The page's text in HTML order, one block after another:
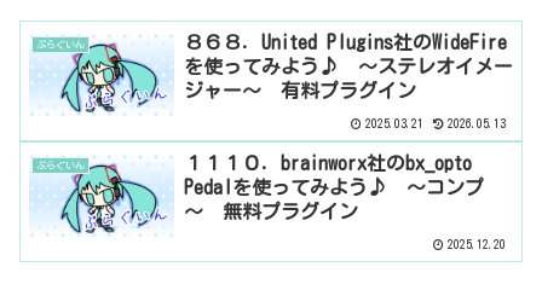
ぷらぐいん
８６８．United Plugins社のWideFire
を使ってみよう♪ ～ステレオイメー
ジャー～ 有料プラグイン
2025.03.21 2026.05.13
ぷらぐいん
１１１０．brainworx社のbx_opto
Pedalを使ってみよう♪ ～コンプ
～ 無料プラグイン
2025.12.20